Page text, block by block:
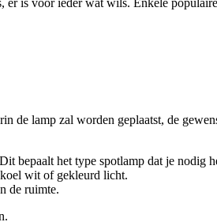
er is voor ieder wat wils. Enkele
de lamp zal worden geplaatst, de
bepaalt het type spotlamp dat je nodig
wit of gekleurd licht.
de ruimte.